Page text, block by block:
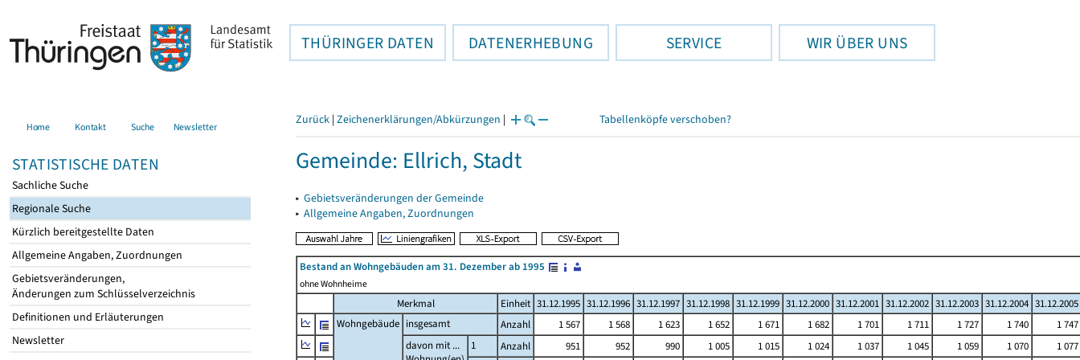
THÜRINGER DATEN DATENERHEBUNG SERVICE WIR ÜBER UNS
Home Kontakt Suche Newsletter
STATISTISCHE DATEN
Sachliche Suche
Regionale Suche
Kürzlich bereitgestellte Daten
Allgemeine Angaben, Zuordnungen
Gebietsveränderungen,
Änderungen zum Schlüsselverzeichnis
Definitionen und Erläuterungen
Newsletter
Zurück | Zeichenerklärungen/Abkürzungen | Tabellenköpfe verschoben?
Gemeinde: Ellrich, Stadt
▸ Gebietsveränderungen der Gemeinde
▸ Allgemeine Angaben, Zuordnungen
Bestand an Wohngebäuden am 31. Dezember ab 1995
ohne Wohnheime
Merkmal Einheit 31.12.1995 31.12.1996 31.12.1997 31.12.1998 31.12.1999 31.12.2000 31.12.2001 31.12.2002 31.12.2003 31.12.2004 31.12.2005
Wohngebäude insgesamt Anzahl 1 567 1 568 1 623 1 652 1 671 1 682 1 701 1 711 1 727 1 740
1 747
davon mit ...
1 Anzahl 951 952 990 1 005 1 015 1 024 1 037 1 045 1 059 1 070
1 077